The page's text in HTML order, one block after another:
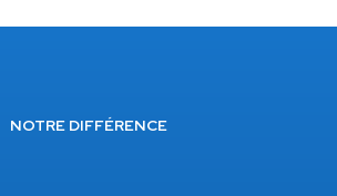
NOTRE DIFFÉRENCE